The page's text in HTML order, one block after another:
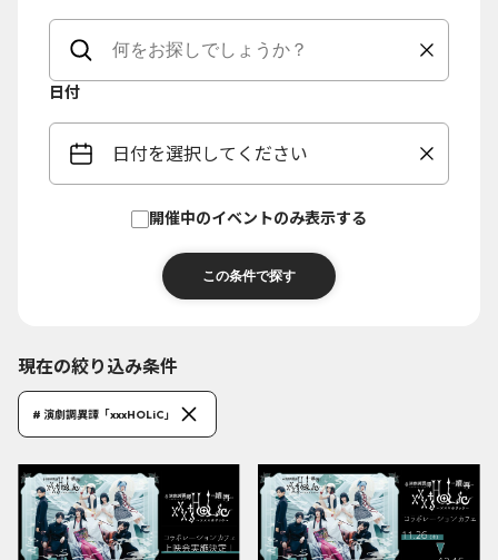
日付
日付を選択してください
開催中のイベントのみ表示する
現在の絞り込み条件
# 演劇調異譚「xxxHOLiC」